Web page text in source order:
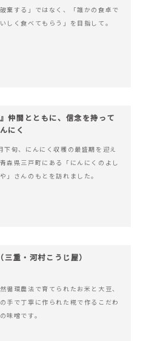
破棄する」ではなく、「誰かの食卓で
しく食べてもらう」を目指して。
仲間とともに、信念を持って
にく
下旬、にんにく収穫の最盛期を迎え
森県三戸町にある「にんにくのよし
」さんのもとを訪れました。
重・河村こうじ屋）
循環農法で育てられたお米と大豆、
手で丁寧に作られた糀で作るこだわ
味噌です。